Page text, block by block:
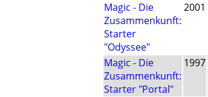
Magic - Die
Zusammenkunft:
Starter
"Odyssee"
2001
Magic - Die
Zusammenkunft:
Starter "Portal"
1997